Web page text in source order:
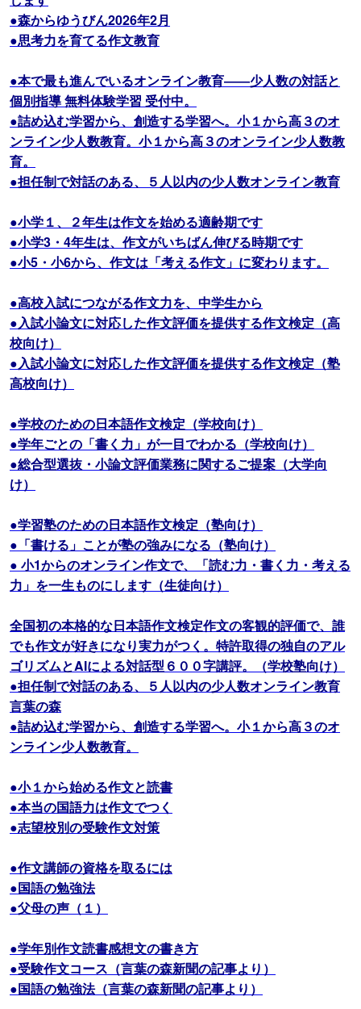
●森からゆうびん2026年2月
●思考力を育てる作文教育
●本で最も進んでいるオンライン教育――少人数の対話と
個別指導 無料体験学習 受付中。
●詰め込む学習から、創造する学習へ。小１から高３のオ
ンライン少人数教育。小１から高３のオンライン少人数教
育。
●担任制で対話のある、５人以内の少人数オンライン教育
●小学１、２年生は作文を始める適齢期です
●小学3・4年生は、作文がいちばん伸びる時期です
●小5・小6から、作文は「考える作文」に変わります。
●高校入試につながる作文力を、中学生から
●入試小論文に対応した作文評価を提供する作文検定（高
校向け）
●入試小論文に対応した作文評価を提供する作文検定（塾
高校向け）
●学校のための日本語作文検定（学校向け）
●学年ごとの「書く力」が一目でわかる（学校向け）
●総合型選抜・小論文評価業務に関するご提案（大学向
け）
●学習塾のための日本語作文検定（塾向け）
●「書ける」ことが塾の強みになる（塾向け）
● 小1からのオンライン作文で、「読む力・書く力・考える
力」を一生ものにします（生徒向け）
全国初の本格的な日本語作文検定作文の客観的評価で、誰
でも作文が好きになり実力がつく。特許取得の独自のアル
ゴリズムとAIによる対話型６００字講評。（学校塾向け）
●担任制で対話のある、５人以内の少人数オンライン教育
言葉の森
●詰め込む学習から、創造する学習へ。小１から高３のオ
ンライン少人数教育。
●小１から始める作文と読書
●本当の国語力は作文でつく
●志望校別の受験作文対策
●作文講師の資格を取るには
●国語の勉強法
●父母の声（１）
●学年別作文読書感想文の書き方
●受験作文コース（言葉の森新聞の記事より）
●国語の勉強法（言葉の森新聞の記事より）